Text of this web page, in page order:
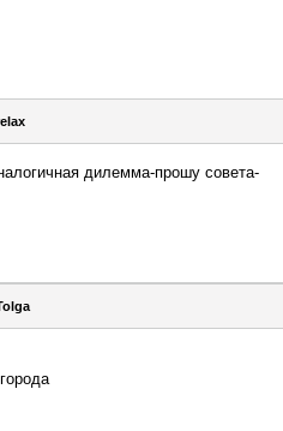
дилемма-прошу совета-